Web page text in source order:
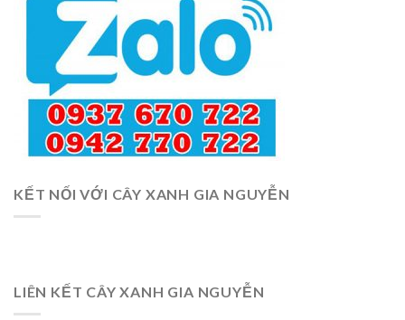
KẾT NỐI VỚI CÂY XANH GIA NGUYỄN
LIÊN KẾT CÂY XANH GIA NGUYỄN